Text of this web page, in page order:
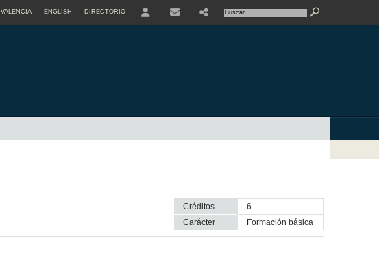
VALENCIÀ ENGLISH DIRECTORIO
Créditos
6
Carácter
formación básica